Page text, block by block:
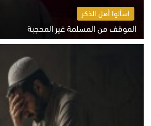
اسألوا أهل الذكر
الموقف من المسلمة غير المحجبة
الخميس 6 أغسطس 2026 10:45 ص